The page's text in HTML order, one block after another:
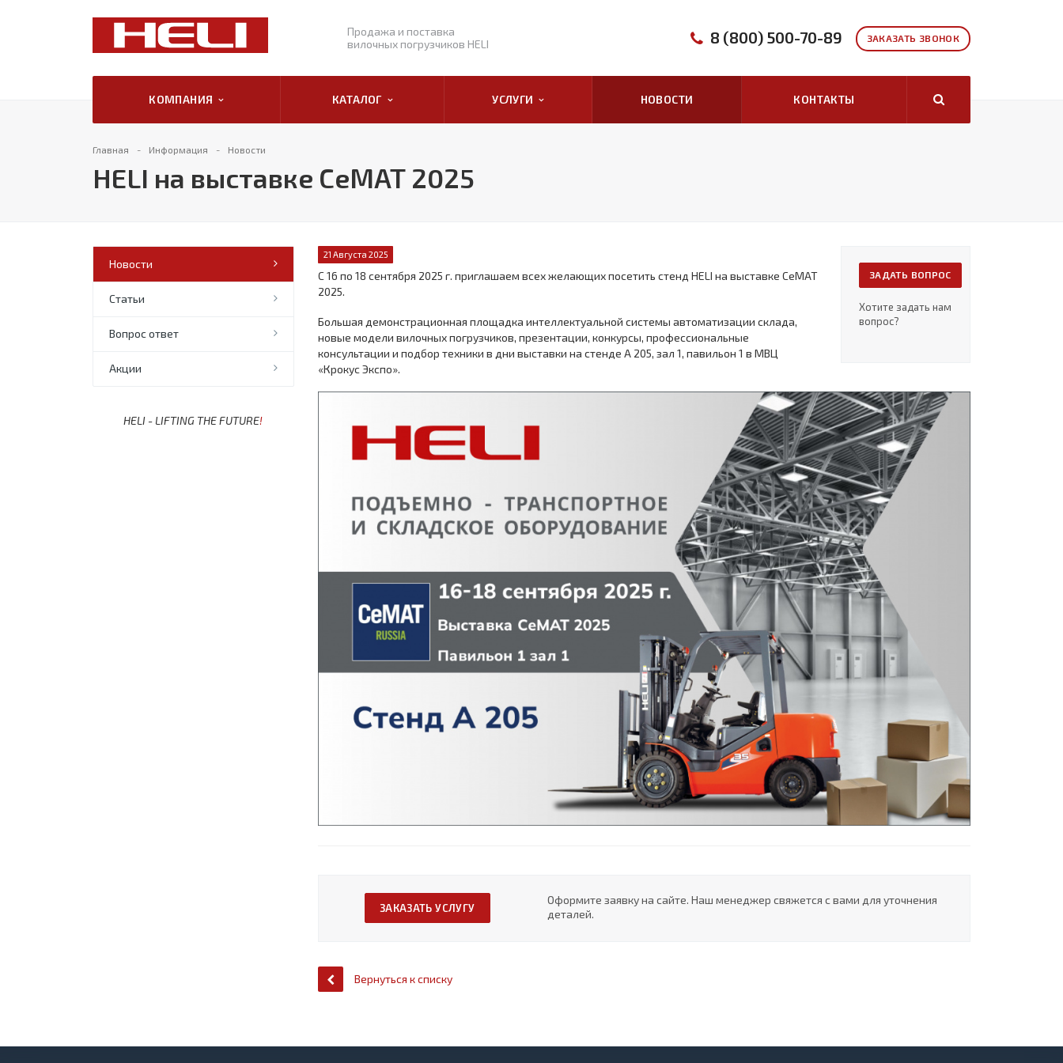
Продажа и поставка
вилочных погрузчиков HELI
ЗАКАЗАТЬ ЗВОНОК
8 (800) 500-70-89
КОМПАНИЯ КАТАЛОГ УСЛУГИ НОВОСТИ КОНТАКТЫ
Главная Информация Новости
HELI на выставке СеМАТ 2025
Новости
Статьи
Вопрос ответ
Акции
HELI - LIFTING THE FUTURE!
ЗАДАТЬ ВОПРОС
Хотите задать нам
вопрос?
21 Августа 2025
С 16 по 18 сентября 2025 г. приглашаем всех желающих посетить стенд HELI на выставке СеМАТ
2025.
Большая демонстрационная площадка интеллектуальной системы автоматизации склада,
новые модели вилочных погрузчиков, презентации, конкурсы, профессиональные
консультации и подбор техники в дни выставки на стенде А 205, зал 1, павильон 1 в МВЦ
«Крокус Экспо».
ЗАКАЗАТЬ УСЛУГУ
Оформите заявку на сайте. Наш менеджер свяжется с вами для уточнения
деталей.
Вернуться к списку